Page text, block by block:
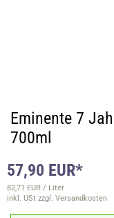
Eminente 7
700ml
57,90 EUR*
82,71 EUR / Liter
inkl. USt zzgl. Versandkosten